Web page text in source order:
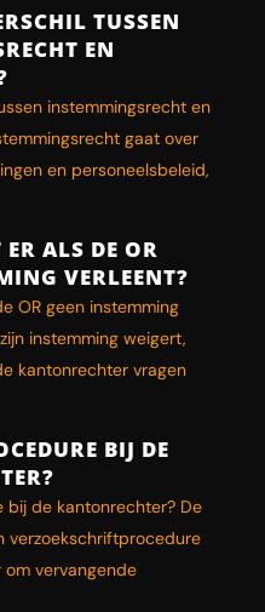
TUSSEN
EN
instemmingsrecht en
gaat over
en personeelsbeleid,
ALS DE OR
VERLEENT?
OR geen instemming
instemming weigert,
kantonrechter vragen
BIJ DE
bij de kantonrechter? De
verzoekschriftprocedure
vervangende